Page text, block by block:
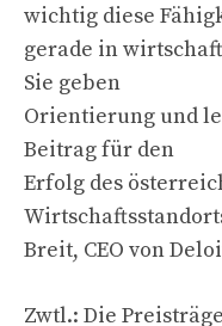
wichtig diese
gerade in
Sie geben
Orientierung und
Beitrag für den
Erfolg des
Breit, CEO von
Zwtl.: Die